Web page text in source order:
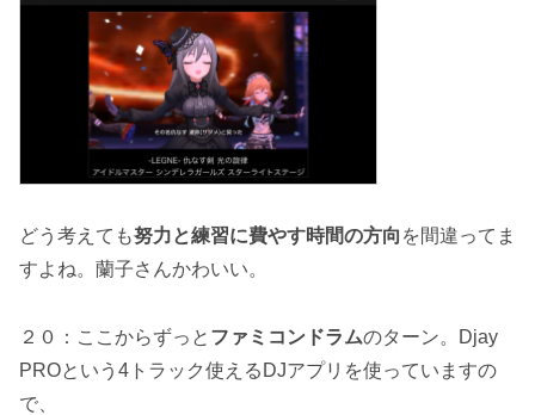
どう考えても努力と練習に費やす時間の方向 を間違ってま
すよね。蘭子さんかわいい。
２０：ここからずっと ファミコンドラムのターン。Djay
PROという4トラック使えるDJアプリを使っていますの
で、